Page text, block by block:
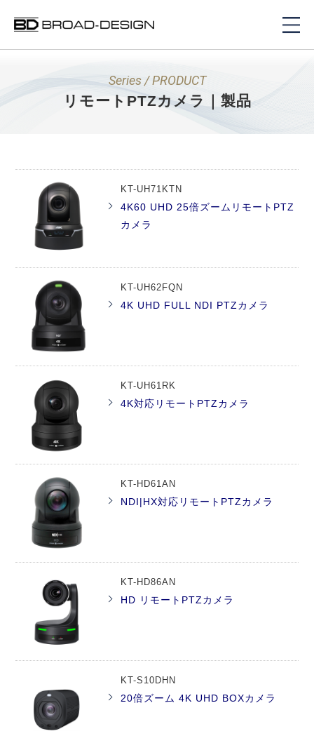
Series / PRODUCT
リモートPTZカメラ｜製品
KT-UH71KTN
4K60 UHD 25倍ズームリモートPTZ
カメラ
KT-UH62FQN
4K UHD FULL NDI PTZカメラ
KT-UH61RK
4K対応リモートPTZカメラ
KT-HD61AN
NDI|HX対応リモートPTZカメラ
KT-HD86AN
HD リモートPTZカメラ
KT-S10DHN
20倍ズーム 4K UHD BOXカメラ